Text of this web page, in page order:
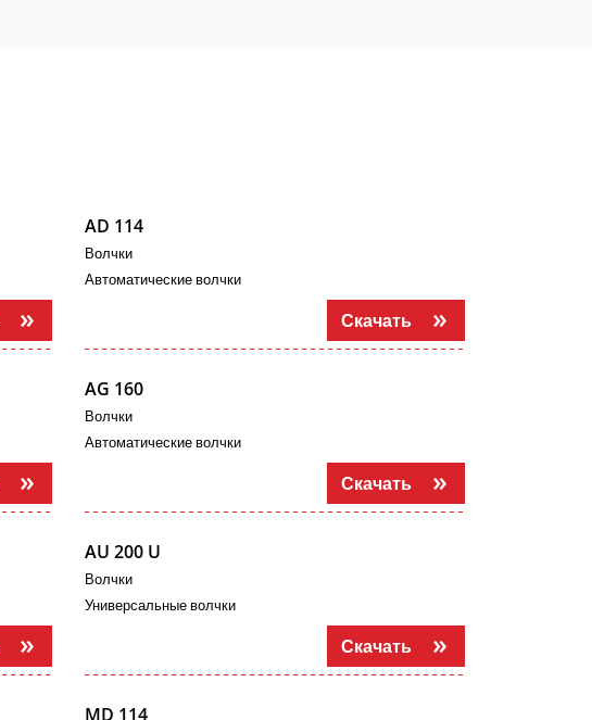
AD 114
Волчки
Автоматические волчки
Скачать
AG 160
Волчки
Автоматические волчки
Скачать
AU 200 U
Волчки
Универсальные волчки
Скачать
MD 114